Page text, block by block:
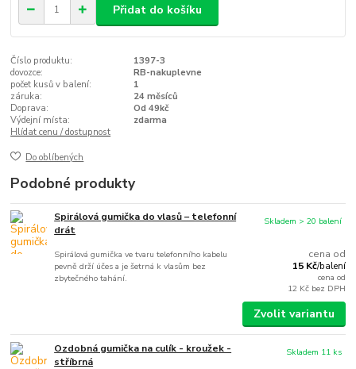
Přidat do košíku
Číslo produktu:
1397-3
dovozce:
RB-nakuplevne
počet kusů v balení:
1
záruka:
24 měsíců
Doprava:
Od 49kč
Výdejní místa:
zdarma
Hlídat cenu / dostupnost
Do oblíbených
Podobné produkty
Spirálová gumička do vlasů – telefonní
drát
Spirálová gumička ve tvaru telefonního kabelu
pevně drží účes a je šetrná k vlasům bez
zbytečného tahání.
cena od
15 Kč/balení
cena od
12 Kč bez DPH
Skladem > 20 balení
Zvolit variantu
Ozdobná gumička na culík - kroužek -
stříbrná
Skladem 11 ks